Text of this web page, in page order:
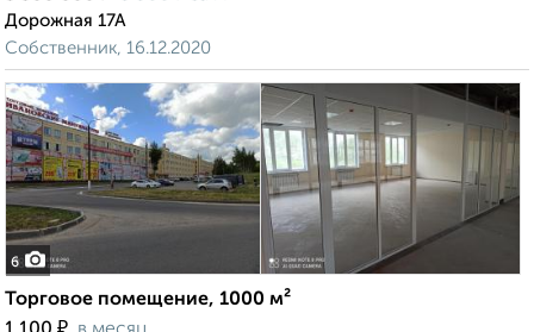
Дорожная 17А
Собственник, 16.12.2020
6
Торговое помещение, 1000 м²